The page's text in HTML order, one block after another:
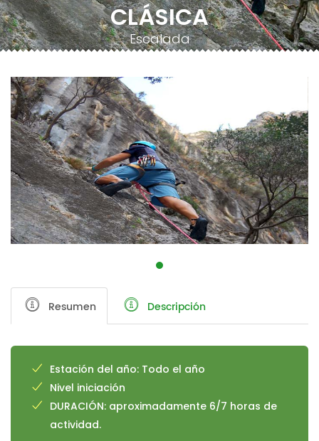
CLÁSICA
Escalada
Resumen Descripción
Estación del año: Todo el año
Nivel iniciación
DURACIÓN: aproximadamente 6/7 horas de
actividad.